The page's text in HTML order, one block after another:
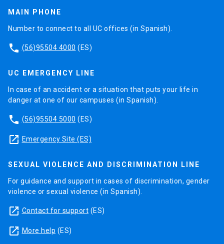
MAIN PHONE
Number to connect to all UC offices (in Spanish).
phone (56)95504 4000 (ES)
UC EMERGENCY LINE
In case of an accident or a situation that puts your life in
danger at one of our campuses (in Spanish).
phone (56)95504 5000 (ES)
launch Emergency Site (ES)
SEXUAL VIOLENCE AND DISCRIMINATION LINE
For guidance and support in cases of discrimination, gender
violence or sexual violence (in Spanish).
launch Contact for support (ES)
launch More help (ES)